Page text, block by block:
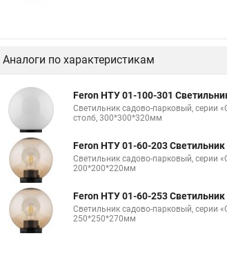
Аналоги по характеристикам
Feron НТУ 01-100-301
Светильник садово-парковый, серии
столб, 300*300*320мм
Feron НТУ 01-60-203 Светильник
Светильник садово-парковый, серии
200*200*220мм
Feron НТУ 01-60-253 Светильник
Светильник садово-парковый, серии
250*250*270мм